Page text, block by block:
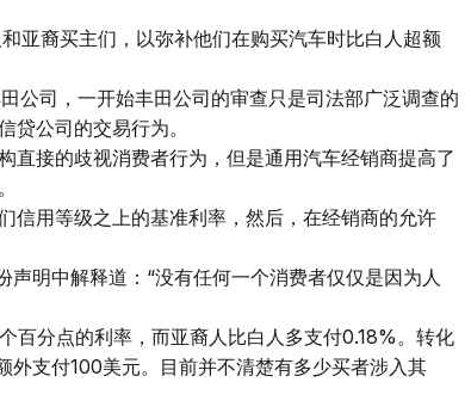
亚裔买主们，以弥补他们在购买汽车时比白人超额
公司，一开始丰田公司的审查只是司法部广泛调查的
贷公司的交易行为。
直接的歧视消费者行为，但是通用汽车经销商提高了
信用等级之上的基准利率，然后，在经销商的允许
明中解释道：“没有任何一个消费者仅仅是因为人
百分点的利率，而亚裔人比白人多支付0.18%。转化
支付100美元。目前并不清楚有多少买者涉入其